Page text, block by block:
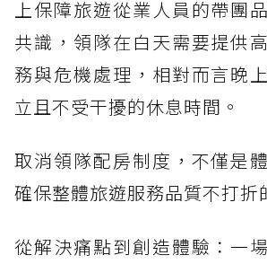
上保障旅遊從業人員的帶團
共識，領隊在白天需要提供
務與危機處理，相對而言晚
立且不受干擾的休息時間。
取消領隊配房制度，不僅是
確保整體旅遊服務品質不打折
從解決痛點到創造體驗：一